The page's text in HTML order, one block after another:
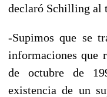
declaró Schilling al
-Supimos que se
informaciones que
de octubre de
existencia de un